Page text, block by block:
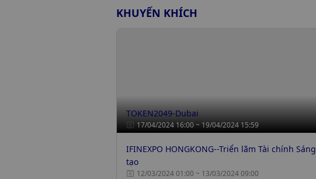
KHUYẾN KHÍCH
TOKEN2049-Dubai
17/04/2024 16:00 ~ 19/04/2024 15:59
IFINEXPO HONGKONG--Triển lãm Tài chính Sáng
tạo
12/03/2024 01:00 ~ 13/03/2024 09:00